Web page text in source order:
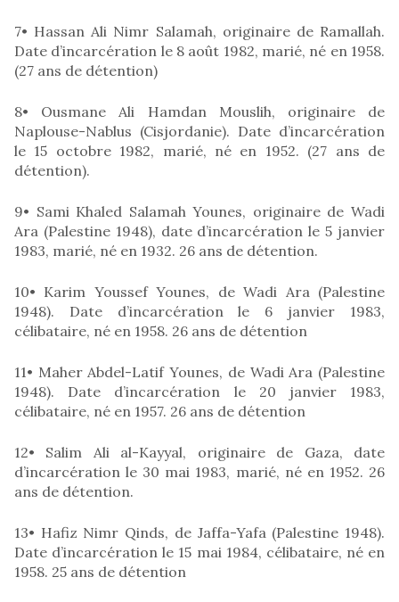
7• Hassan Ali Nimr Salamah, originaire de Ramallah.
Date d’incarcération le 8 août 1982, marié, né en 1958.
(27 ans de détention)
8• Ousmane Ali Hamdan Mouslih, originaire de
Naplouse-Nablus (Cisjordanie). Date d’incarcération
le 15 octobre 1982, marié, né en 1952. (27 ans de
détention).
9• Sami Khaled Salamah Younes, originaire de Wadi
Ara (Palestine 1948), date d’incarcération le 5 janvier
1983, marié, né en 1932. 26 ans de détention.
10• Karim Youssef Younes, de Wadi Ara (Palestine
1948). Date d’incarcération le 6 janvier 1983,
célibataire, né en 1958. 26 ans de détention
11• Maher Abdel-Latif Younes, de Wadi Ara (Palestine
1948). Date d’incarcération le 20 janvier 1983,
célibataire, né en 1957. 26 ans de détention
12• Salim Ali al-Kayyal, originaire de Gaza, date
d’incarcération le 30 mai 1983, marié, né en 1952. 26
ans de détention.
13• Hafiz Nimr Qinds, de Jaffa-Yafa (Palestine 1948).
Date d’incarcération le 15 mai 1984, célibataire, né en
1958. 25 ans de détention